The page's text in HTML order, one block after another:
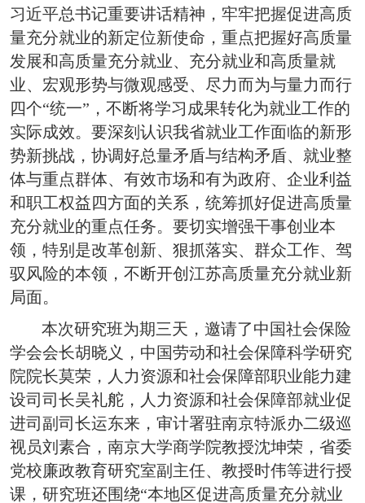
习近平总书记重要讲话精神，牢牢把握促进高质
量充分就业的新定位新使命，重点把握好高质量
发展和高质量充分就业、充分就业和高质量就
业、宏观形势与微观感受、尽力而为与量力而行
四个“统一”，不断将学习成果转化为就业工作的
实际成效。要深刻认识我省就业工作面临的新形
势新挑战，协调好总量矛盾与结构矛盾、就业整
体与重点群体、有效市场和有为政府、企业利益
和职工权益四方面的关系，统筹抓好促进高质量
充分就业的重点任务。要切实增强干事创业本
领，特别是改革创新、狠抓落实、群众工作、驾
驭风险的本领，不断开创江苏高质量充分就业新
局面。
本次研究班为期三天，邀请了中国社会保险
学会会长胡晓义，中国劳动和社会保障科学研究
院院长莫荣，人力资源和社会保障部职业能力建
设司司长吴礼舵，人力资源和社会保障部就业促
进司副司长运东来，审计署驻南京特派办二级巡
视员刘素合，南京大学商学院教授沈坤荣，省委
党校廉政教育研究室副主任、教授时伟等进行授
课，研究班还围绕“本地区促进高质量充分就业